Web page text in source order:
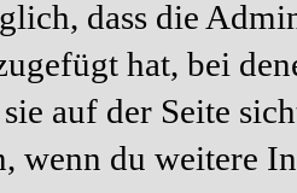
dass die
hat, bei
auf der Seite
wenn du weitere